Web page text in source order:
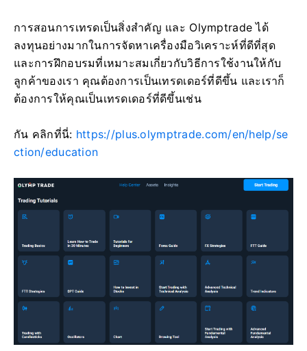
การสอนการเทรดเป็นสิ่งสำคัญ และ Olymptrade ได้
ลงทุนอย่างมากในการจัดหาเครื่องมือวิเคราะห์ที่ดีที่สุด
และการฝึกอบรมที่เหมาะสมเกี่ยวกับวิธีการใช้งานให้กับ
ลูกค้าของเรา คุณต้องการเป็นเทรดเดอร์ที่ดีขึ้น และเราก็
ต้องการให้คุณเป็นเทรดเดอร์ที่ดีขึ้นเช่น
กัน คลิกที่นี่: https://plus.olymptrade.com/en/help/se
ction/education